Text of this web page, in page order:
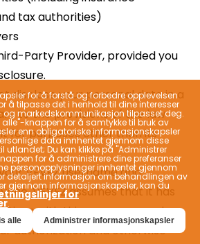
for å forstå og forbedre opplevelsen
å tilpasse det i henhold til dine interesser
og markedskommunikasjon tilpasset deg.
alle"-knappen for å samtykke til bruk av
enn obligatoriske informasjonskapsler
data innhentet gjennom disse
utlandet; Du kan klikke på "Administrer
for å administrere dine preferanser
personopplysninger innhentet gjennom
detaljert informasjon om behandlingen av
gjennom informasjonskapsler, kan du
for
.
alle Administrer informasjonskapsler